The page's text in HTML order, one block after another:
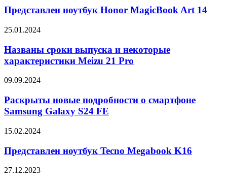
активным
Honor
MagicBook
Art
Представлен ноутбук Honor MagicBook Art 14
Названы
выпуска
и
некоторые
Meizu
Pro
25.01.2024
Названы сроки выпуска и некоторые
характеристики Meizu 21 Pro
Раскрыты
подробности
о
смартфоне
Galaxy
FE
09.09.2024
Раскрыты новые подробности о смартфоне
Samsung Galaxy S24 FE
Представлен
Tecno
Megabook
K16
15.02.2024
Представлен ноутбук Tecno Megabook K16
Представлен
27.12.2023